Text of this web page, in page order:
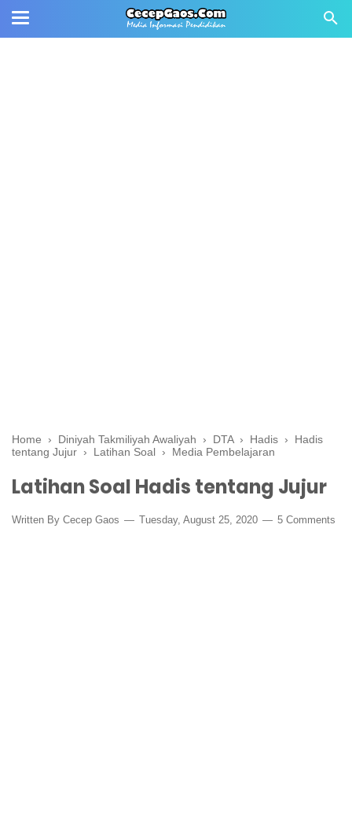
Home › Diniyah Takmiliyah Awaliyah › DTA › Hadis › Hadis
tentang Jujur › Latihan Soal › Media Pembelajaran
Latihan Soal Hadis tentang Jujur
Written By Cecep Gaos Tuesday, August 25, 2020 5 Comments